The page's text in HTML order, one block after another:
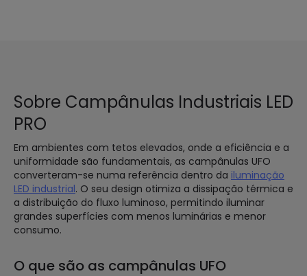
Sobre Campânulas Industriais LED
PRO
Em ambientes com tetos elevados, onde a eficiência e a
uniformidade são fundamentais, as campânulas UFO
converteram-se numa referência dentro da iluminação
LED industrial. O seu design otimiza a dissipação térmica e
a distribuição do fluxo luminoso, permitindo iluminar
grandes superfícies com menos luminárias e menor
consumo.
O que são as campânulas UFO